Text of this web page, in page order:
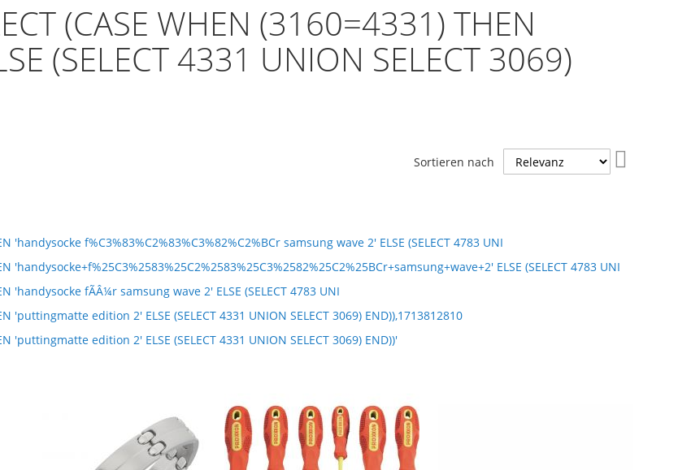
(CASE WHEN (3160=4331) THEN
(SELECT 4331 UNION SELECT 3069)
Sortieren nach
'handysocke f%C3%83%C2%83%C3%82%C2%BCr samsung wave 2' ELSE (SELECT 4783 UNI
'handysocke+f%25C3%2583%25C2%2583%25C3%2582%25C2%25BCr+samsung+wave+2' ELSE (SELECT 4783 UNI
'handysocke fÃÂ¼r samsung wave 2' ELSE (SELECT 4783 UNI
'puttingmatte edition 2' ELSE (SELECT 4331 UNION SELECT 3069) END)),1713812810
'puttingmatte edition 2' ELSE (SELECT 4331 UNION SELECT 3069) END))'